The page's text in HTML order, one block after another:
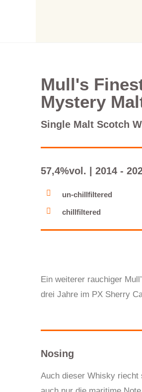
Mull's
Mystery
Single Malt Scotch
57,4%vol. | 2014 -
un-chillfiltered
chillfiltered
Ein weiterer rauchiger
drei Jahre im PX Sherry
Nosing
Auch dieser Whisky riecht